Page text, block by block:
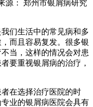
： 郑州市银屑病研究
们生活中的常见病和多
而且容易复发。很多银
当，这样的情况会对患
要重视银屑病的治疗，
在选择治疗医院的时
业的银屑病医院会具有